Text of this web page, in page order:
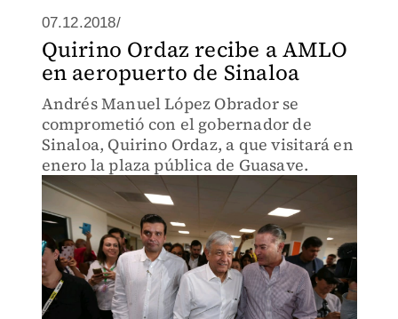
07.12.2018/
Quirino Ordaz recibe a AMLO
en aeropuerto de Sinaloa
Andrés Manuel López Obrador se
comprometió con el gobernador de
Sinaloa, Quirino Ordaz, a que visitará en
enero la plaza pública de Guasave.